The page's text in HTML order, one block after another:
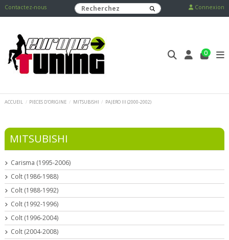
Contactez-nous Connexion
0
ACCUEIL PIECES D'ORIGINE MITSUBISHI PAJERO III (2000-2002)
MITSUBISHI
Carisma (1995-2006)
Colt (1986-1988)
Colt (1988-1992)
Colt (1992-1996)
Colt (1996-2004)
Colt (2004-2008)